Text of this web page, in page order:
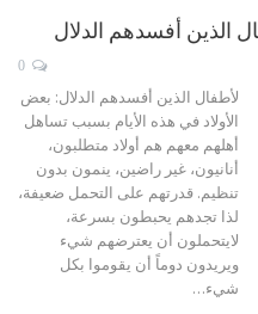
الذين أفسدهم الدلال
لأطفال الذين أفسدهم الدلال: بعض
الأولاد في هذه الأيام بسبب تساهل
أهلهم معهم هم أولاد متطلبون،
أنانيون، غير راضين، ينمون بدون
تنظيم. قدرتهم على التحمل ضعيفة،
لذا تجدهم يحبطون بسرعة،
لايتحملون أن يعترضهم شيء
ويريدون دوماً أن يقوموا بكل
شيء…